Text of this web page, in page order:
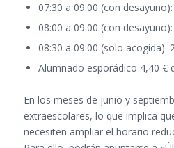
07:30 a 09:00 (con
08:00 a 09:00 (con
08:30 a 09:00 (solo acogida):
Alumnado esporádico 4,40 €
En los meses de junio y
extraescolares, lo que implica
necesiten ampliar el horario